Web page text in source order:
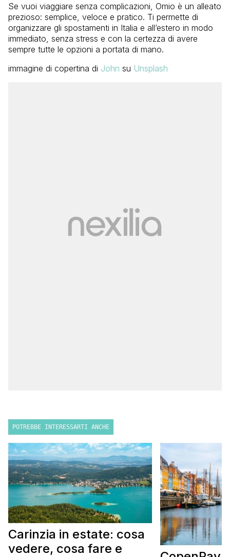
Se vuoi viaggiare senza complicazioni, Omio è un alleato
prezioso: semplice, veloce e pratico. Ti permette di
organizzare gli spostamenti in Italia e all’estero in modo
immediato, senza stress e con la certezza di avere
sempre tutte le opzioni a portata di mano.
immagine di copertina di John su Unsplash
POTREBBE INTERESSARTI ANCHE
Carinzia in estate: cosa
vedere, cosa fare e